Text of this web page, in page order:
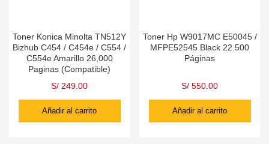
Toner Konica Minolta TN512Y
Bizhub C454 / C454e / C554 /
C554e Amarillo 26,000
Paginas (Compatible)
S/ 249.00
Añadir al carrito
Toner Hp W9017MC E50045 /
MFPE52545 Black 22.500
Páginas
S/ 550.00
Añadir al carrito